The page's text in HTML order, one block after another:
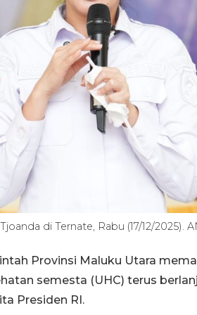
di Ternate, Rabu (17/12/2025).
Provinsi Maluku Utara
semesta (UHC) terus
Presiden RI.